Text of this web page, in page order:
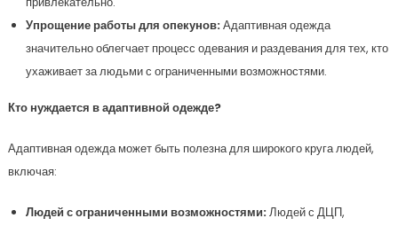
Упрощение работы для опекунов:Адаптивная одежда
значительно облегчает процесс одевания и раздевания для тех, кто
ухаживает за людьми с ограниченными возможностями.
Кто нуждается в адаптивной одежде?
Адаптивная одежда может быть полезна для широкого круга людей,
включая:
Людей с ограниченными возможностями:Людей с ДЦП,